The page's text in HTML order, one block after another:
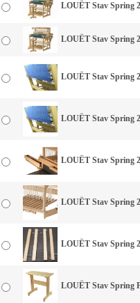
LOUËT Stav Spring
LOUËT Stav Spring
LOUËT Stav Spring
LOUËT Stav Spring
LOUËT Stav Spring
LOUËT Stav Spring
LOUËT Stav Spring
LOUËT Stav Spring